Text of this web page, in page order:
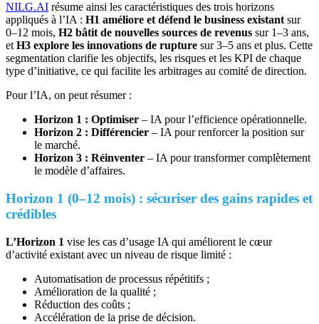
NILG.AI résume ainsi les caractéristiques des trois horizons
appliqués à l’IA : H1 améliore et défend le business existant sur
0–12 mois, H2 bâtit de nouvelles sources de revenus sur 1–3 ans,
et H3 explore les innovations de rupture sur 3–5 ans et plus. Cette
segmentation clarifie les objectifs, les risques et les KPI de chaque
type d’initiative, ce qui facilite les arbitrages au comité de direction.
Pour l’IA, on peut résumer :
Horizon 1 : Optimiser – IA pour l’efficience opérationnelle.
Horizon 2 : Différencier – IA pour renforcer la position sur
le marché.
Horizon 3 : Réinventer – IA pour transformer complètement
le modèle d’affaires.
Horizon 1 (0–12 mois) : sécuriser des gains rapides et
crédibles
L’Horizon 1 vise les cas d’usage IA qui améliorent le cœur
d’activité existant avec un niveau de risque limité :
Automatisation de processus répétitifs ;
Amélioration de la qualité ;
Réduction des coûts ;
Accélération de la prise de décision.